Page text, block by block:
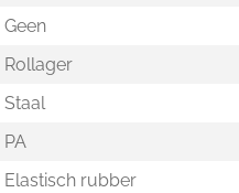
Geen
Rollager
Staal
PA
Elastisch rubber